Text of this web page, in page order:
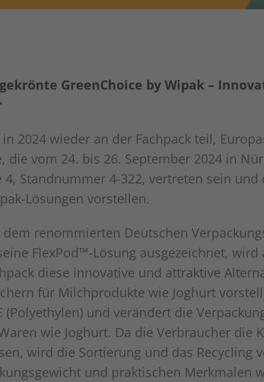
GreenChoice by Wipak –
2024 wieder an der Fachpack teil,
die vom 24. bis 26. September 2024 in
Standnummer 4-322, vertreten sein
Lösungen vorstellen.
renommierten Deutschen
FlexPod™-Lösung ausgezeichnet,
diese innovative und attraktive
für Milchprodukte wie Joghurt
(Polyethylen) und verändert die
wie Joghurt. Da die Verbraucher die
wird die Sortierung und das Recycling
und praktischen Merkmalen